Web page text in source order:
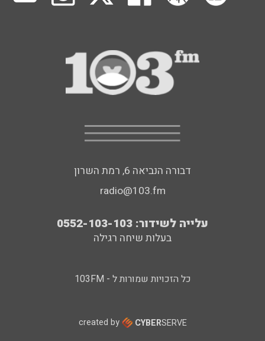
דבורה הנביאה 6, רמת השרון
radio@103.fm
עלייה לשידור: 0552-103-103
בעלות שיחה רגילה
כל הזכויות שמורות ל - 103FM
created by CYBERSERVE